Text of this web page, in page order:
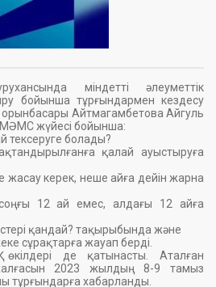
міндетті әлеуметтік
бойынша тұрғындармен кездесу
орынбасары Айтмагамбетова Айгуль
МӘМС жүйесі бойынша:
тексеруге болады?
қалай ауыстыруға
жасау керек, неше айға дейін жарна
12 ай емес, алдағы 12 айға
қандай? тақырыбында және
сұрақтарға жауап берді.
өкілдері де қатынасты. Аталған
2023 жылдың 8-9 тамыз
тұрғындарға хабарланды.